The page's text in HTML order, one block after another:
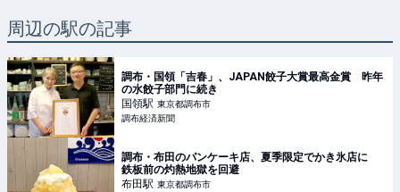
周辺の駅の記事
調布・国領「吉春」、JAPAN餃子大賞最高金賞 昨年
の水餃子部門に続き
国領駅 東京都調布市
調布経済新聞
調布・布田のパンケーキ店、夏季限定でかき氷店に
鉄板前の灼熱地獄を回避
布田駅 東京都調布市